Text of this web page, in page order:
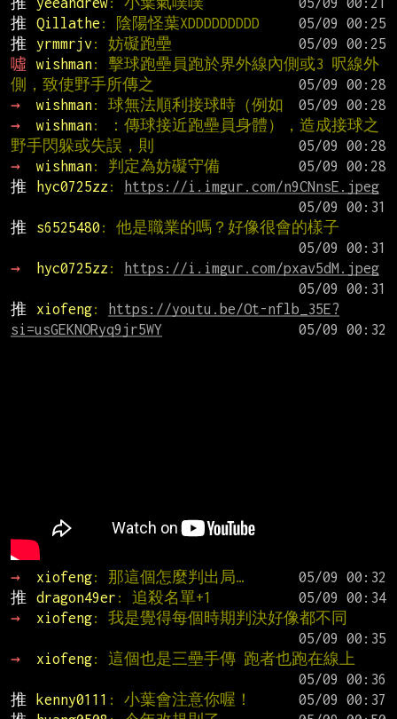
推
Qillathe : 陰陽怪葉XDDDDDDDDD
推
yrmmrjv : 妨礙跑壘
噓
wishman: 擊球跑壘員跑於界外線內側或3 呎線外
側，致使野手所傳之
→
wishman: 球無法順利接球時（例如
→
wishman: ：傳球接近跑壘員身體），造成接球之
野手閃躲或失誤，則
→
wishman: 判定為妨礙守備
推
hyc0725zz :
https://i.imgur.com/n9CNnsE.jpeg
推
s6525480 : 他是職業的嗎？好像很會的樣子
→
hyc0725zz :
https://i.imgur.com/pxav5dM.jpeg
推
xiofeng:
https://youtu.be/Ot-nflb_35E?
si=usGEKNORyq9jr5WY
→ xiofeng: 那這個怎麼判出局…
推
dragon49er : 追殺名單+1
→
xiofeng: 我是覺得每個時期判決好像都不同
→
xiofeng: 這個也是三壘手傳 跑者也跑在線上
推
kenny0111 : 小葉會注意你喔！